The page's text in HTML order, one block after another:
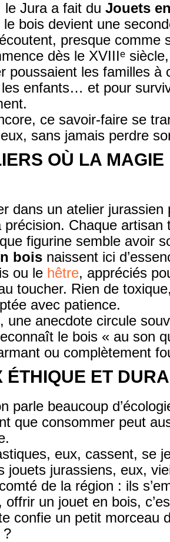
le Jura a fait du Jouets
bois devient une
presque comme
dès le XVIIIᵉ
poussaient les familles à
enfants… et pour
ce savoir-faire se
sans jamais perdre
OÙ LA MAGIE
dans un atelier
Chaque artisan
figurine semble avoir
bois naissent ici
ou le hêtre, appréciés
toucher. Rien de
avec patience.
une anecdote circule
le bois « au son
ou complètement
ÉTHIQUE ET
parle beaucoup
que consommer peut
eux, cassent, se
jouets jurassiens, eux,
de la région : ils
offrir un jouet en bois,
confie un petit morceau
?